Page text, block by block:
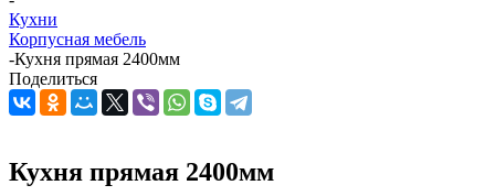
Кухни
Корпусная мебель
-Кухня прямая 2400мм
Поделиться
Кухня прямая 2400мм